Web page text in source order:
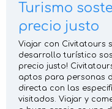
Turismo
precio justo
Viajar con Civitatours
desarrollo turístico
precio justo!
aptos para personas
directa con las
visitados. Viajar y